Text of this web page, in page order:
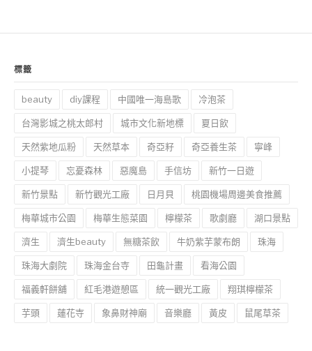
標籤
beauty diy課程 中國唯一海島歌 冷泡茶
台灣影城之桃太郎村 城市文化新地標 夏日飲
天然紫地瓜粉 天然草本 奇亞籽 奇亞養生茶 寧峰
小提琴 忘憂森林 惡魔島 手信坊 新竹一日遊
新竹景點 新竹觀光工廠 日月貝 桃園機場周邊美食推薦
梅華城市公園 梅華生態菜園 檸檬茶 歌劇廳 湖口景點
濟生 濟生beauty 無糖茶飲 牛奶紫芋蒙布朗 珠海
珠海大劇院 珠海金台寺 田龜計畫 看海公園
福義軒餅舖 紅毛港遊憩區 統一觀光工廠 翔琪檸檬茶
芋頭 蓮花寺 象鼻財神廟 音樂廳 黃皮 鼠尾草茶